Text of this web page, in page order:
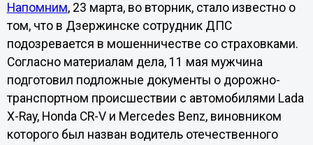
Напомним, 23 марта, во вторник, стало известно о
том, что в Дзержинске сотрудник ДПС
подозревается в мошенничестве со страховками.
Согласно материалам дела, 11 мая мужчина
подготовил подложные документы о дорожно-
транспортном происшествии с автомобилями Lada
X-Ray, Honda CR-V и Mercedes Benz, виновником
которого был назван водитель отечественного